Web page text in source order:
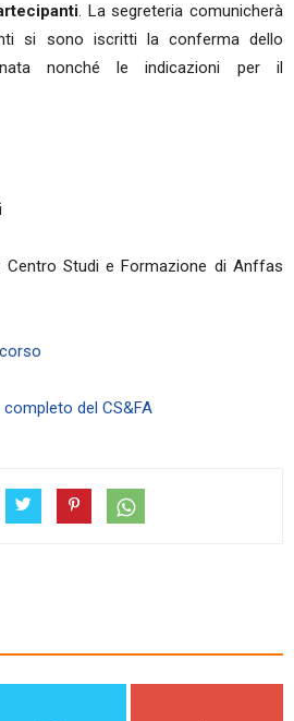
. La segreteria comunicherà
si sono iscritti la conferma dello
nonché le indicazioni per il
Studi e Formazione di Anffas
del CS&FA